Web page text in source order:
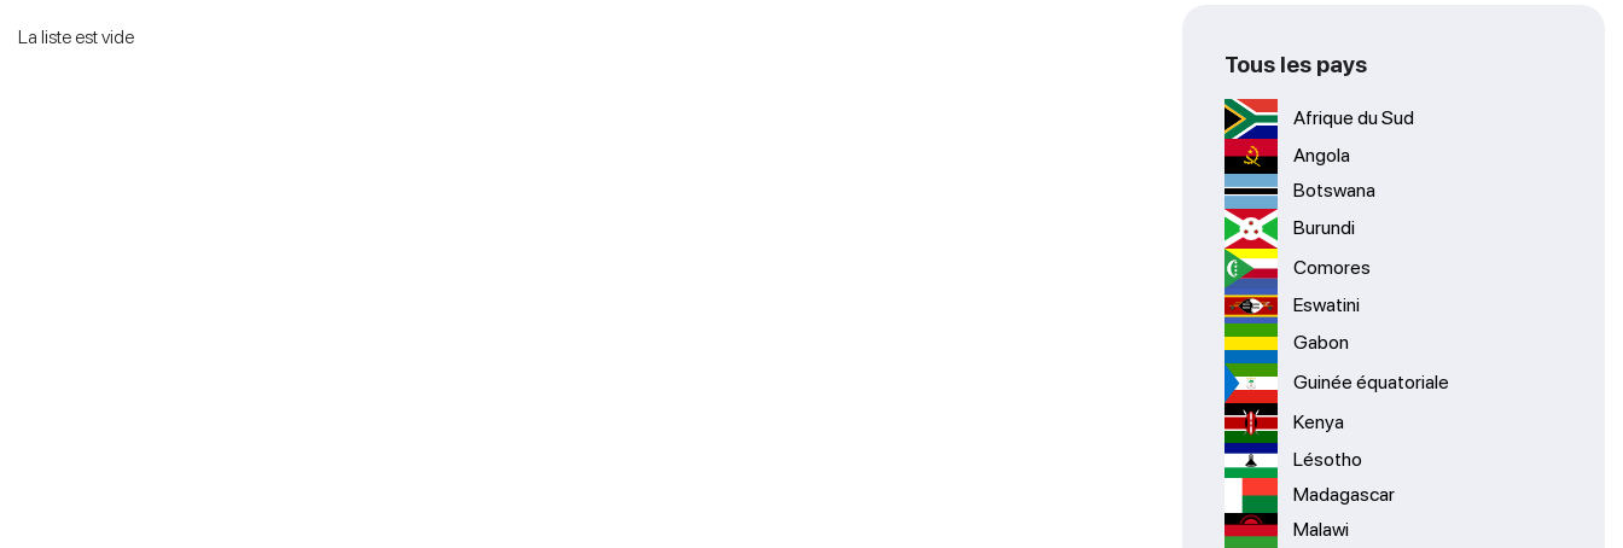
La liste est vide
Tous les pays
Afrique du Sud
Angola
Botswana
Burundi
Comores
Eswatini
Gabon
Guinée équatoriale
Kenya
Lésotho
Madagascar
Malawi